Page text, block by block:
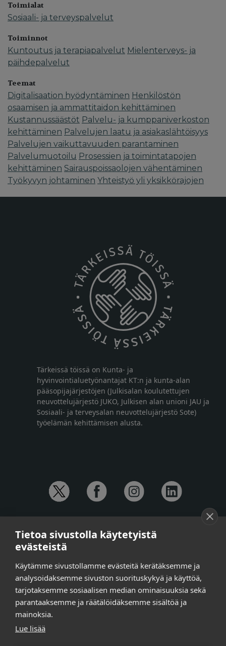
Toimialat
Sosiaali- ja terveyspalvelut
Toiminnot
Kuntoutus ja terapiapalvelut Mielenterveys- ja
päihdepalvelut
Teemat
Digitalisaation hyödyntäminen Henkilöstön
osaamisen ja ammattitaidon kehittäminen
Kustannussäästöt Palvelu- ja kumppaniverkoston
kehittäminen Palvelujen laatu ja asiakaslähtöisyys
Palvelujen vaikuttavuuden parantaminen
Palvelumuotoilu Prosessien ja toimintatapojen
kehittäminen Sairauspoissaolojen vähentäminen
Työkyvyn johtaminen Yhteistyö yli yksikkörajojen
Tärkeissä töissä on Kunta- ja
hyvinvointialuetyönantajat KT:n ja kunta-alan
pääsopijajärjestöjen (Julkisalan koulutettujen
neuvottelujärjestö JUKO, Julkisen alan unioni JAU ja
Sosiaali- ja terveysalan neuvottelujärjestö Sote)
työelämän kehittämisen alusta.
Anna-Mari Jaanu, kehittämispäällikkö,
puh. +358 50 572 4620
Henna Honkalo,
viestintäpäällikkö,
puh. +358 50 479 6618
Ilari Raiski, viestintä- ja tapahtumakoordinaattori,
puh. +358 45 130 3832
Susanna Laasio,
tarkeissatoissa[a]kt.fi
Tietoa sivustolla käytetyistä
evästeistä
Käytämme sivustollamme evästeitä kerätäksemme ja
analysoidaksemme sivuston suorituskykyä ja käyttöä,
tarjotaksemme sosiaalisen median ominaisuuksia sekä
parantaaksemme ja räätälöidäksemme sisältöä ja
mainoksia.
Lue lisää